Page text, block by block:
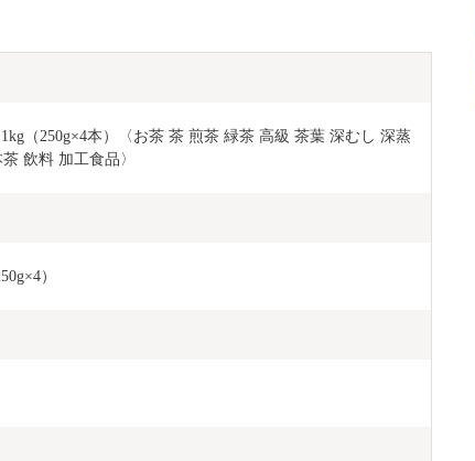
（250g×4本）〈お茶 茶 煎茶 緑茶 高級 茶葉 深むし 深蒸
飲料 加工食品〉
）